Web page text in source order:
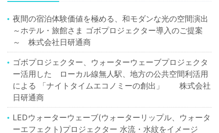
夜間の宿泊体験価値を極める、和モダンな光の空間演出
～ホテル・旅館さま ゴボプロジェクター導入のご提案
～ 株式会社日研通商
ゴボプロジェクター、ウォーターウェーブプロジェクタ
ー活用した ローカル線無人駅、地方の公共空間利活用
による 「ナイトタイムエコノミーの創出」 株式会社
日研通商
LEDウォーターウェーブ(ウォーターリップル、ウォータ
ーエフェクト)プロジェクター 水流・水紋をイメージ